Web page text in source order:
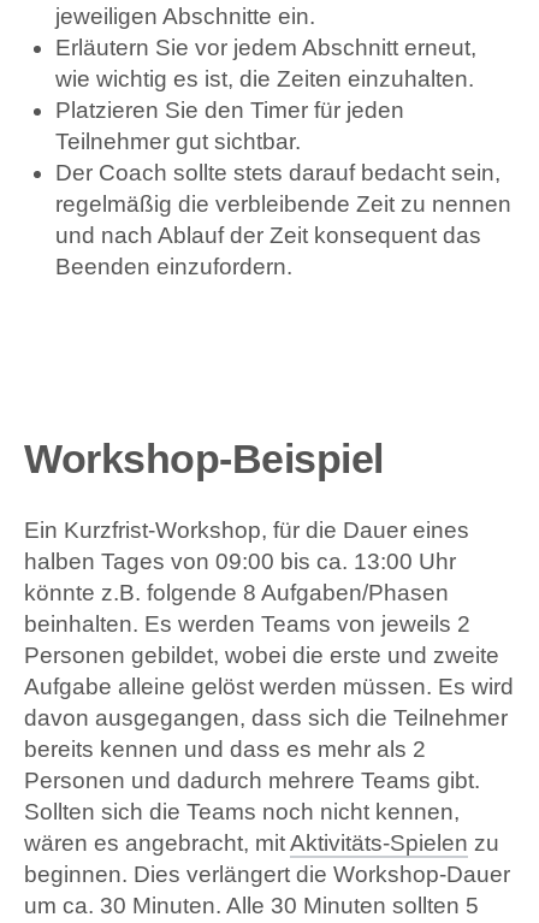
jeweiligen Abschnitte ein.
Erläutern Sie vor jedem Abschnitt erneut,
wie wichtig es ist, die Zeiten einzuhalten.
Platzieren Sie den Timer für jeden
Teilnehmer gut sichtbar.
Der Coach sollte stets darauf bedacht sein,
regelmäßig die verbleibende Zeit zu nennen
und nach Ablauf der Zeit konsequent das
Beenden einzufordern.
Workshop-Beispiel
Ein Kurzfrist-Workshop, für die Dauer eines
halben Tages von 09:00 bis ca. 13:00 Uhr
könnte z.B. folgende 8 Aufgaben/Phasen
beinhalten. Es werden Teams von jeweils 2
Personen gebildet, wobei die erste und zweite
Aufgabe alleine gelöst werden müssen. Es wird
davon ausgegangen, dass sich die Teilnehmer
bereits kennen und dass es mehr als 2
Personen und dadurch mehrere Teams gibt.
Sollten sich die Teams noch nicht kennen,
wären es angebracht, mitAktivitäts-Spielen zu
beginnen. Dies verlängert die Workshop-Dauer
um ca. 30 Minuten. Alle 30 Minuten sollten 5